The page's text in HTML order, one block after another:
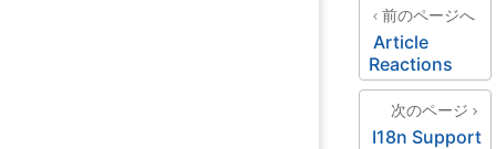
前のページへ
Article
Reactions
次のページ
I18n Support